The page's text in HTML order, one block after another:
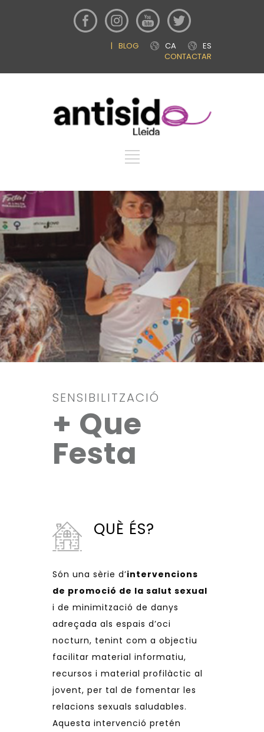
ES
CA
BLOG
|
CONTACTAR
SENSIBILITZACIÓ
+ Que
Festa
QUÈ ÉS?
Són una sèrie d’intervencions
de promoció de la salut sexual
i de minimització de danys
adreçada als espais d’oci
nocturn, tenint com a objectiu
facilitar material informatiu,
recursos i material profilàctic al
jovent, per tal de fomentar les
relacions sexuals saludables.
Aquesta intervenció pretén